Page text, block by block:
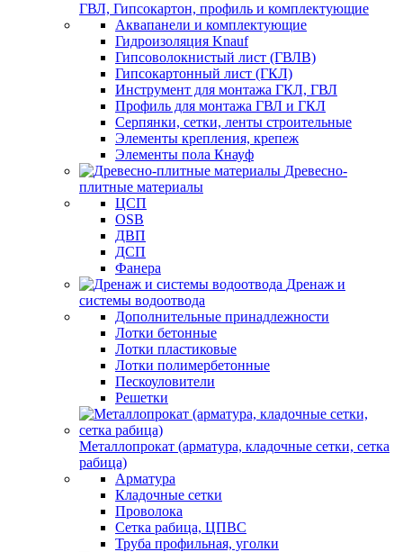
ГВЛ, Гипсокартон, профиль и комплектующие
Аквапанели и комплектующие
Гидроизоляция Knauf
Гипсоволокнистый лист (ГВЛВ)
Гипсокартонный лист (ГКЛ)
Инструмент для монтажа ГКЛ, ГВЛ
Профиль для монтажа ГВЛ и ГКЛ
Серпянки, сетки, ленты строительные
Элементы крепления, крепеж
Элементы пола Кнауф
Древесно-
плитные материалы
ЦСП
OSB
ДВП
ДСП
Фанера
Дренаж и
системы водоотвода
Дополнительные принадлежности
Лотки бетонные
Лотки пластиковые
Лотки полимербетонные
Пескоуловители
Решетки
Металлопрокат (арматура, кладочные сетки, сетка
рабица)
Арматура
Кладочные сетки
Проволока
Сетка рабица, ЦПВС
Труба профильная, уголки